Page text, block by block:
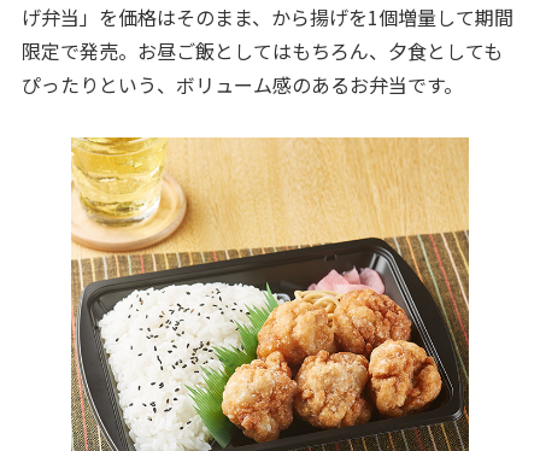
げ弁当」を価格はそのまま、から揚げを1個増量して期間
限定で発売。お昼ご飯としてはもちろん、夕食としても
ぴったりという、ボリューム感のあるお弁当です。